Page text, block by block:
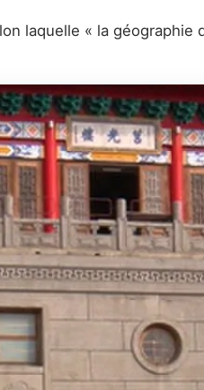
laquelle « la géographie